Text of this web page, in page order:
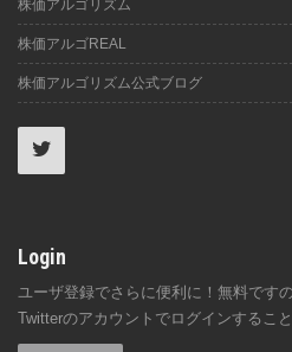
株価アルゴリズム
株価アルゴREAL
株価アルゴリズム公式ブログ
Login
ユーザ登録でさらに便利に！無料です
Twitterのアカウントでログインすること